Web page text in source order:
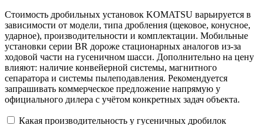
Стоимость дробильных установок KOMATSU варьируется в
зависимости от модели, типа дробления (щековое, конусное,
ударное), производительности и комплектации. Мобильные
установки серии BR дороже стационарных аналогов из-за
ходовой части на гусеничном шасси. Дополнительно на цену
влияют: наличие конвейерной системы, магнитного
сепаратора и системы пылеподавления. Рекомендуется
запрашивать коммерческое предложение напрямую у
официального дилера с учётом конкретных задач объекта.
Какая производительность у гусеничных дробилок